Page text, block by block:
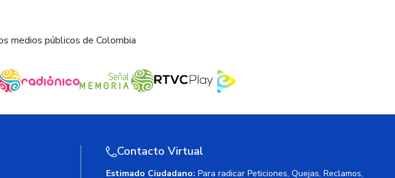
medios públicos de Colombia
Contacto Virtual
Estimado Ciudadano: Para radicar Peticiones, Quejas, Reclamos,